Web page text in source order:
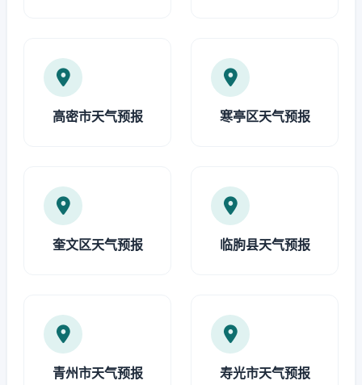
高密市天气预报 寒亭区天气预报
奎文区天气预报 临朐县天气预报
青州市天气预报 寿光市天气预报